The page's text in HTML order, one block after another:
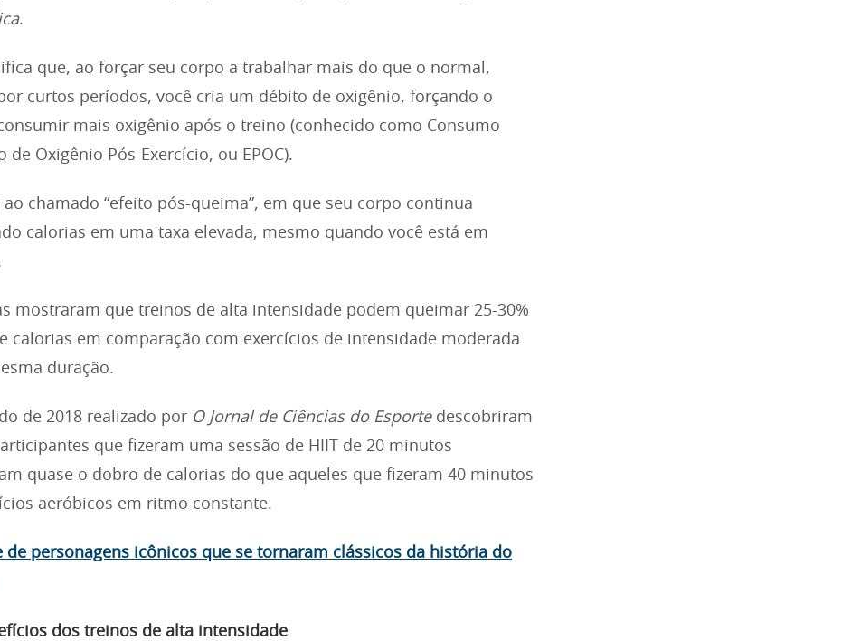
.
que, ao forçar seu corpo a trabalhar mais do que o normal,
curtos períodos, você cria um débito de oxigênio, forçando o
mais oxigênio após o treino (conhecido como Consumo
de Oxigênio Pós-Exercício, ou EPOC).
ao chamado “efeito pós-queima”, em que seu corpo continua
calorias em uma taxa elevada, mesmo quando você está em
mostraram que treinos de alta intensidade podem queimar 25-30%
calorias em comparação com exercícios de intensidade moderada
duração.
de 2018 realizado por O Jornal de Ciências do Esportedescobriram
que fizeram uma sessão de HIIT de 20 minutos
quase o dobro de calorias do que aqueles que fizeram 40 minutos
aeróbicos em ritmo constante.
de personagens icônicos que se tornaram clássicos da história do
dos treinos de alta intensidade